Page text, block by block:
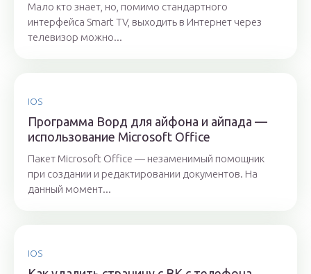
Мало кто знает, но, помимо стандартного
интерфейса Smart TV, выходить в Интернет через
телевизор можно...
IOS
Программа Ворд для айфона и айпада —
использование Microsoft Office
Пакет Microsoft Office — незаменимый помощник
при создании и редактировании документов. На
данный момент...
IOS